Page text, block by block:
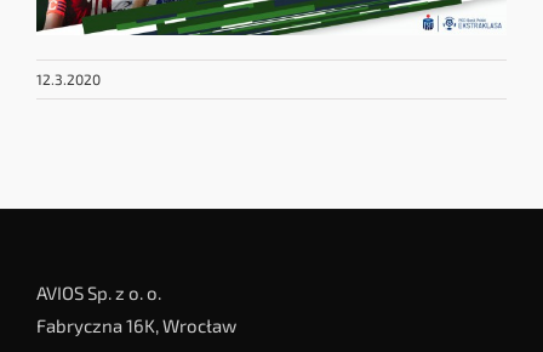
12.3.2020
AVIOS Sp. z o. o.
Fabryczna 16K, Wrocław